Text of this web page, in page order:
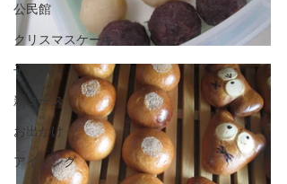
公民館
クリスマスケーキ
子供パン
新コース
お出かけ
アイシング